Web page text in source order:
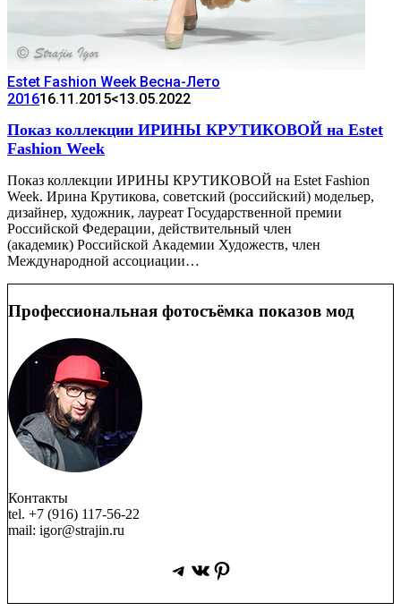
Estet Fashion Week Весна-Лето
201616.11.2015<13.05.2022
Показ коллекции ИРИНЫ КРУТИКОВОЙ на Estet
Fashion Week
Показ коллекции ИРИНЫ КРУТИКОВОЙ на Estet Fashion
Week. Ирина Крутикова, советский (российский) модельер,
дизайнер, художник, лауреат Государственной премии
Российской Федерации, действительный член
(академик) Российской Академии Художеств, член
Международной ассоциации…
Профессиональная фотосъёмка показов мод
Контакты
tel. +7 (916) 117-56-22
mail: igor@strajin.ru
Telegram
ВКонтакте
Pinterest